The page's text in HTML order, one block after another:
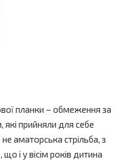
планки – обмеження за
прийняли для себе
аматорська стрільба, з
і у вісім років дитина